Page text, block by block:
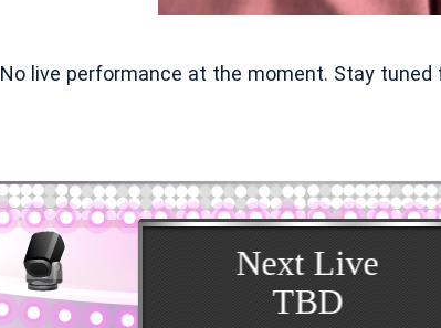
No live performance at the moment. Stay